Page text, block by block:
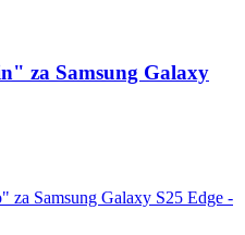
za Samsung Galaxy